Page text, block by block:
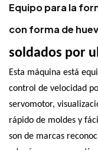
Equipo para la
con forma de
soldados por
Esta máquina está
control de velocidad
servomotor,
rápido de moldes y
son de marcas